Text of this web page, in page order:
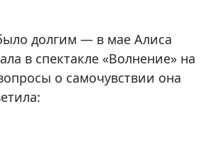
долгим — в мае Алиса
в спектакле «Волнение» на
о самочувствии она